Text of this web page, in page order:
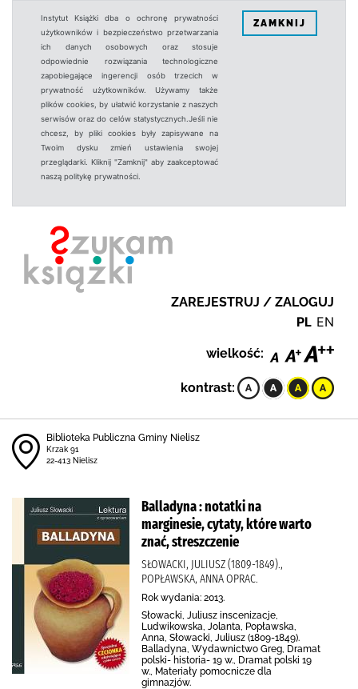
Instytut Książki dba o ochronę prywatności
użytkowników i bezpieczeństwo przetwarzania
ich danych osobowych oraz stosuje
odpowiednie rozwiązania technologiczne
zapobiegające ingerencji osób trzecich w
prywatność użytkowników. Używamy także
plików cookies, by ułatwić korzystanie z naszych
serwisów oraz do celów statystycznych.Jeśli nie
chcesz, by pliki cookies były zapisywane na
Twoim dysku zmień ustawienia swojej
przeglądarki. Kliknij "Zamknij" aby zaakceptować
naszą politykę prywatności.
ZAMKNIJ
ZAREJESTRUJ / ZALOGUJ
PL EN
wielkość:
kontrast:
Biblioteka Publiczna Gminy Nielisz
Krzak 91
22-413 Nielisz
Balladyna : notatki na
marginesie, cytaty, które warto
znać, streszczenie
SŁOWACKI, JULIUSZ (1809-1849).,
POPŁAWSKA, ANNA OPRAC.
Rok wydania: 2013.
Słowacki, Juliusz inscenizacje,
Ludwikowska, Jolanta, Popławska,
Anna, Słowacki, Juliusz (1809-1849).
Balladyna, Wydawnictwo Greg, Dramat
polski- historia- 19 w., Dramat polski 19
w., Materiały pomocnicze dla
gimnazjów.